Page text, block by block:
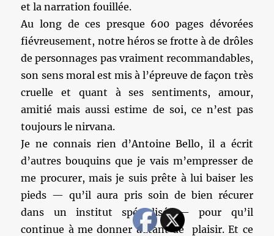
et la narration fouillée.
Au long de ces presque 600 pages dévorées
fiévreusement, notre héros se frotte à de drôles
de personnages pas vraiment recommandables,
son sens moral est mis à l’épreuve de façon très
cruelle et quant à ses sentiments, amour,
amitié mais aussi estime de soi, ce n’est pas
toujours le nirvana.
Je ne connais rien d’Antoine Bello, il a écrit
d’autres bouquins que je vais m’empresser de
me procurer, mais je suis prête à lui baiser les
pieds — qu’il aura pris soin de bien récurer
dans un institut spécialisé — pour qu’il
continue à me donner autant de plaisir. Et ce